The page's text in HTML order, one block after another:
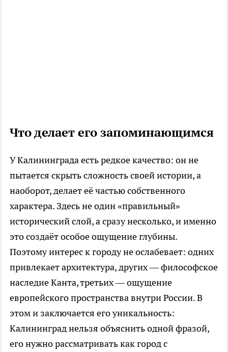
Что делает его запоминающимся
У Калининграда есть редкое качество: он не
пытается скрыть сложность своей истории, а
наоборот, делает её частью собственного
характера. Здесь не один «правильный»
исторический слой, а сразу несколько, и именно
это создаёт особое ощущение глубины.
Поэтому интерес к городу не ослабевает: одних
привлекает архитектура, других — философское
наследие Канта, третьих — ощущение
европейского пространства внутри России. В
этом и заключается его уникальность:
Калининград нельзя объяснить одной фразой,
его нужно рассматривать как город с